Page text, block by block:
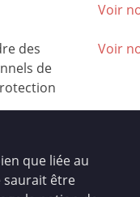
des
de
Voir
Voir
que liée au
saurait être